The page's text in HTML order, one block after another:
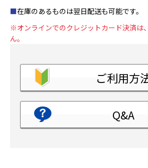
■在庫のあるものは翌日配送も可能です。
※オンラインでのクレジットカード決済は
ん。
ご利用方
Q&A